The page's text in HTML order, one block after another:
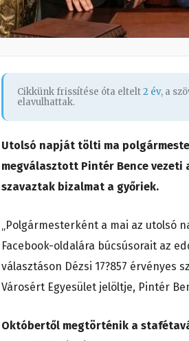
Cikkünk frissítése óta eltelt2 év, a
elavulhattak.
Utolsó napját tölti ma
megválasztott Pintér Bence vezeti
szavaztak bizalmat a győriek.
„Polgármesterként a mai az utolsó
Facebook-oldalára búcsúsorait az
választáson Dézsi 17?857 érvényes
Városért Egyesület jelöltje, Pintér
Októbertől megtörténik a